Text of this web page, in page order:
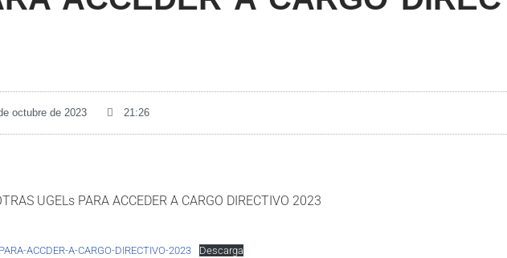
octubre de 2023 21:26
UGELs PARA ACCEDER A CARGO DIRECTIVO 2023
ACCDER-A-CARGO-DIRECTIVO-2023 Descarga